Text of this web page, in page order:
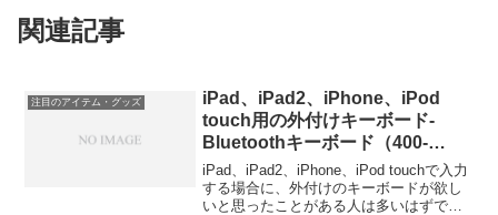
関連記事
注目のアイテム・グッズ
iPad、iPad2、iPhone、iPod
touch用の外付けキーボード-
Bluetoothキーボード（400-
SKB024）
iPad、iPad2、iPhone、iPod touchで入力
する場合に、外付けのキーボードが欲し
いと思ったことがある人は多いはずで